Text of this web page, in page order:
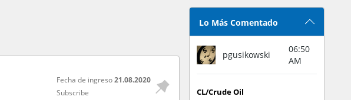
Fecha de ingreso21.08.2020
Subscribe
Lo Más Comentado
pgusikowski
06:50
AM
CL/Crude Oil